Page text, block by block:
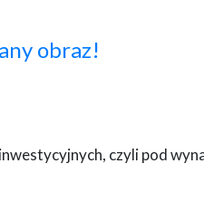
obraz!
czyli pod